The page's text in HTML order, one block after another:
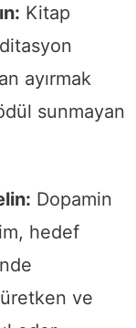
Kitap
ayırmak
sunmayan
Dopamin
hedef
ve